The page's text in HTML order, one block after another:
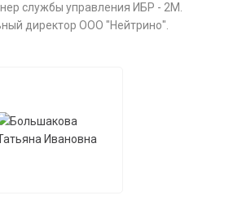
службы управления ИБР - 2М.
директор ООО "Нейтрино".